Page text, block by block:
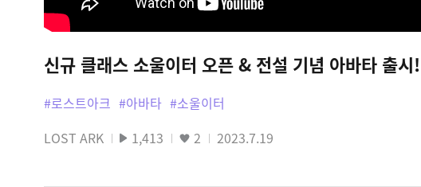
신규 클래스 소울이터 오픈 & 전설 기념 아바타 출시!
#로스트아크 #아바타 #소울이터
LOST ARK
1,413 2 2023.7.19